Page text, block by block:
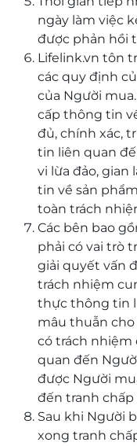
ngày làm việc
được phản hồi
Lifelink.vn tôn
các quy định
của Người
cấp thông tin
đủ, chính xác,
tin liên quan
vi lừa đảo,
tin về sản
toàn trách
Các bên bao
phải có vai trò
giải quyết vấn
trách nhiệm
thực thông tin
mâu thuẫn cho
có trách
quan đến
được Người
đến tranh chấp
Sau khi Người
xong tranh